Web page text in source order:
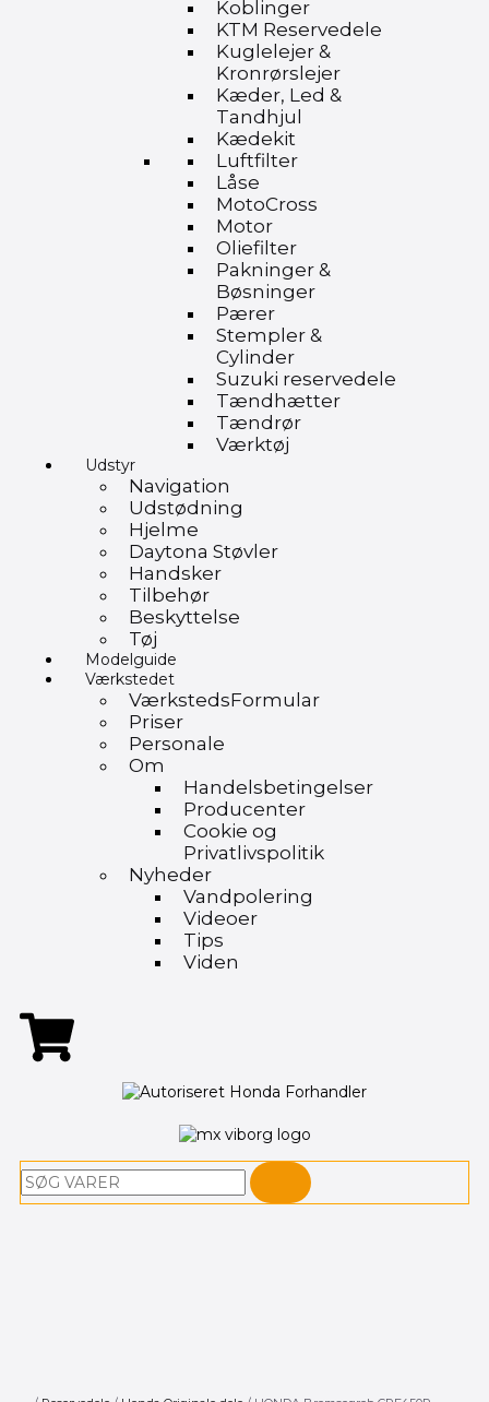
Koblinger
KTM Reservedele
Kuglelejer &
Kronrørslejer
Kæder, Led &
Tandhjul
Kædekit
Luftfilter
Låse
MotoCross
Motor
Oliefilter
Pakninger &
Bøsninger
Pærer
Stempler &
Cylinder
Suzuki reservedele
Tændhætter
Tændrør
Værktøj
Udstyr
Navigation
Udstødning
Hjelme
Daytona Støvler
Handsker
Tilbehør
Beskyttelse
Tøj
Modelguide
Værkstedet
VærkstedsFormular
Priser
Personale
Om
Handelsbetingelser
Producenter
Cookie og
Privatlivspolitik
Nyheder
Vandpolering
Videoer
Tips
Viden
Søg